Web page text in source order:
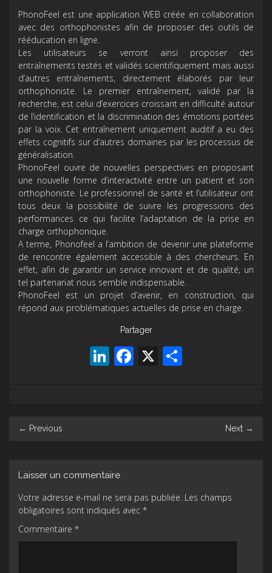
PhonoFeel est une application WEB créée en collaboration
avec des orthophonistes afin de proposer des outils de
rééducation en ligne.
Les utilisateurs se verront ainsi proposer des
entraînements testés et validés scientifiquement mais aussi
d’autres entraînements, directement élaborés par leur
orthophoniste. Le premier entraînement, validé par la
recherche, est celui d’exercices croissant en difficulté autour
de l’identification et la discrimination des émotions portées
par la voix. Cet entraînement uniquement auditif a eu des
effets cognitifs sur d’autres domaines par les processus de
généralisation.
PhonoFeel ouvre de nouvelles perspectives en proposant
une nouvelle forme d’interactivité entre un patient et son
orthophoniste. Le professionnel de santé et l’utilisateur ont
tous deux la possibilité de suivre les progressions des
performances ce qui facilite l’adaptation de la prise en
charge orthophonique.
A terme, Phonofeel a l’ambition de devenir une plateforme
de rencontre également accessible à des chercheurs. En
effet, afin de garantir un service innovant et de qualité, un
tel partenariat nous semble indispensable.
PhonoFeel est un projet d’avenir, en construction, qui
répond aux problématiques actuelles de prise en charge.
Partager
LinkedIn
Facebook
X
navigation
← Previous Next →
Laisser un commentaire
Votre adresse e-mail ne sera pas publiée. Les champs
obligatoires sont indiqués avec *
Commentaire *